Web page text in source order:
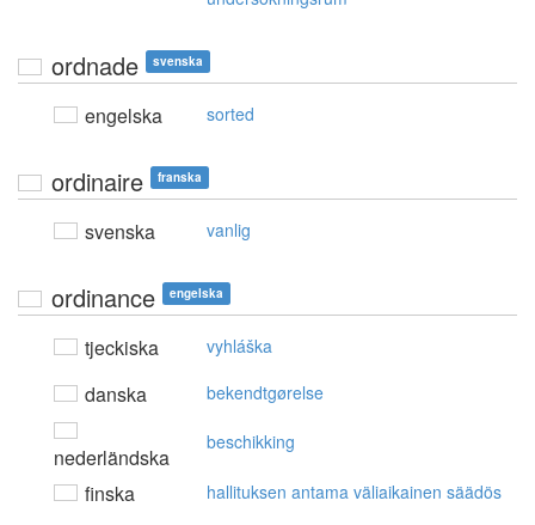
ordnade svenska
engelska sorted
ordinaire franska
svenska vanlig
ordinance engelska
tjeckiska vyhláška
danska bekendtgørelse
nederländska
beschikking
finska hallituksen antama väliaikainen säädös